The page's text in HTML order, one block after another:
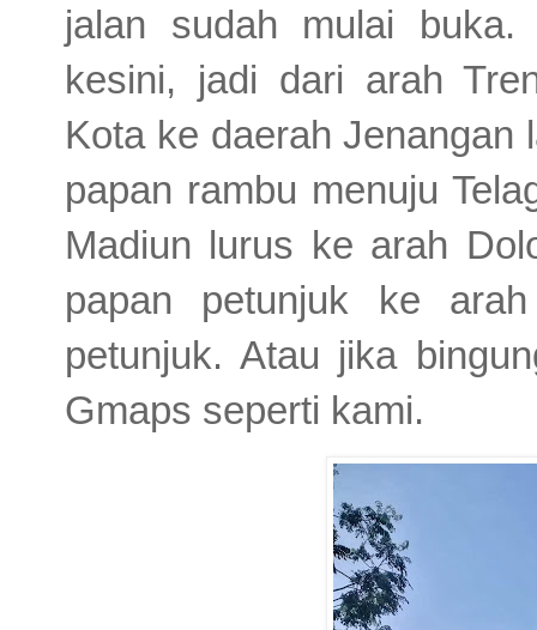
jalan sudah mulai
kesini, jadi dari arah
Kota ke daerah Jenangan
papan rambu menuju
Madiun lurus ke arah
papan petunjuk ke
petunjuk. Atau jika
Gmaps seperti kami.